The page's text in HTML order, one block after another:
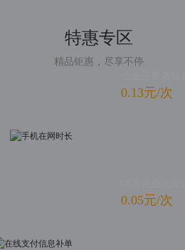
特惠专区
精品钜惠，尽享不停
0.13元/次
0.05元/次